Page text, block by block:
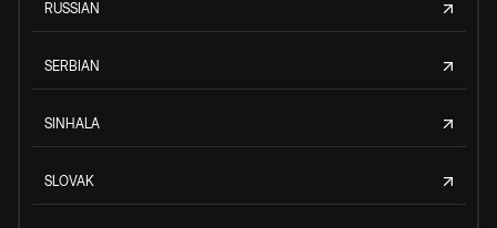
RUSSIAN
SERBIAN
SINHALA
SLOVAK